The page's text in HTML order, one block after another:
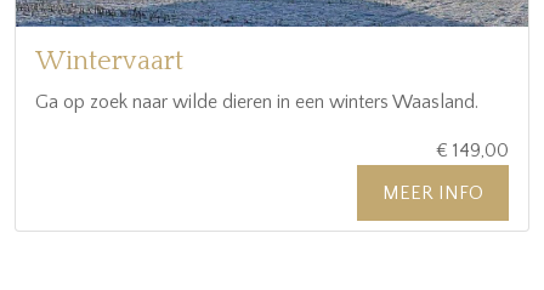
Wintervaart
Ga op zoek naar wilde dieren in een winters Waasland.
€ 149,00
MEER INFO